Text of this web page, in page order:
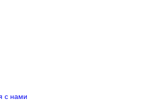
с нами